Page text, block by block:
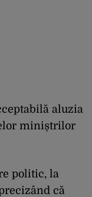
aluzia
miniștrilor
politic, la
că